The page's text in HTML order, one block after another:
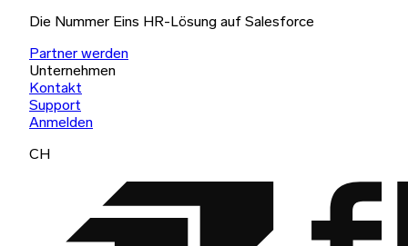
Die Nummer Eins HR-Lösung auf Salesforce
Partner werden
Unternehmen
Kontakt
Support
Anmelden
CH